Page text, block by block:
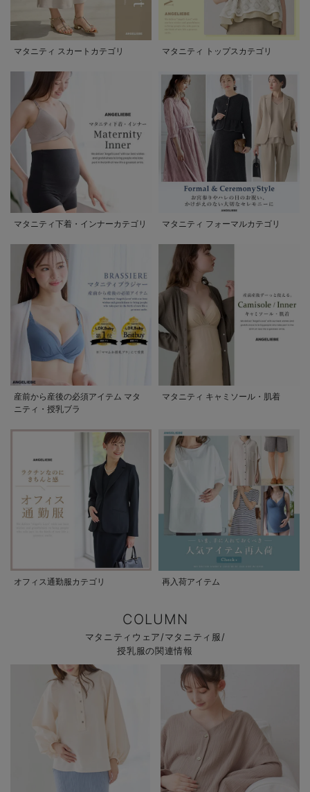
マタニティ スカートカテゴリ マタニティ トップスカテゴリ
マタニティ下着・インナーカテゴリ マタニティ フォーマルカテゴリ
産前から産後の必須アイテム マタ
ニティ・授乳ブラ
マタニティ キャミソール・肌着
オフィス通勤服カテゴリ 再入荷アイテム
COLUMN
マタニティウェア/マタニティ服/
授乳服の関連情報